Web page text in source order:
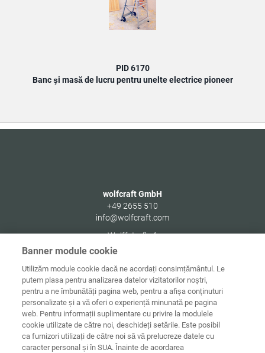
PID 6170
Banc şi masă de lucru pentru unelte electrice pioneer
wolfcraft GmbH
+49 2655 510
info@wolfcraft.com
Wolffstraße 1
56746
Acasă
Date de
contact
Informaţii
juridice
Protecţia
datelor
Banner module cookie
Utilizăm module cookie dacă ne acordați consimțământul. Le
putem plasa pentru analizarea datelor vizitatorilor noștri,
pentru a ne îmbunătăți pagina web, pentru a afișa conținuturi
personalizate și a vă oferi o experiență minunată pe pagina
web. Pentru informații suplimentare cu privire la modulele
cookie utilizate de către noi, deschideți setările. Este posibil
ca furnizori utilizați de către noi să vă prelucreze datele cu
caracter personal și în SUA. Înainte de acordarea